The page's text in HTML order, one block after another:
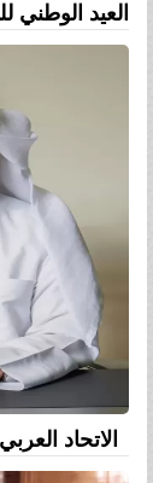
العيد الوطني
الاتحاد